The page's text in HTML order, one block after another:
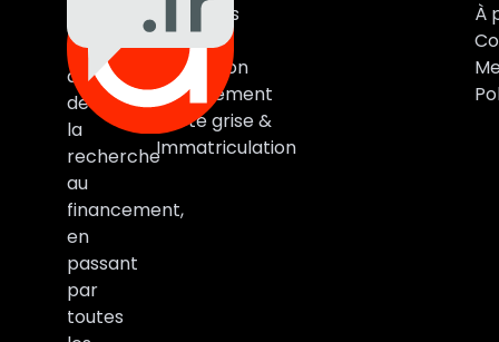
Auto
vous
accompagne
de
la
recherche
au
financement,
en
passant
par
toutes
Véhicules
Marques
Estimation
Financement
Carte grise &
Immatriculation
À